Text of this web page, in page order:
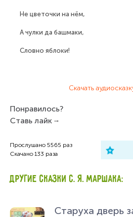
Не цветочки на нём,
А чулки да башмаки,
Словно яблоки!
Скачать
Понравилось?
Ставь лайк
Прослушано 5565 раз
Скачано 133 раза
ДРУГИЕ СКАЗКИ С. Я. МАРШАКА:
Старуха дверь